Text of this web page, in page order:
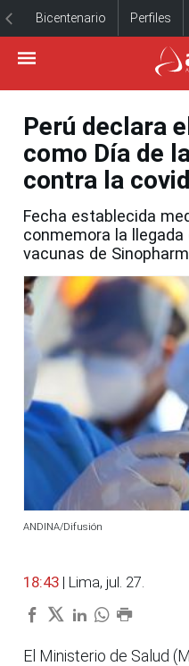
Bicentenario Perfiles
Perú declara
como Día de
contra la
Fecha establecida
conmemora la
vacunas de
ANDINA/Difusión
18:43 | Lima, jul. 27.
El Ministerio de Salud